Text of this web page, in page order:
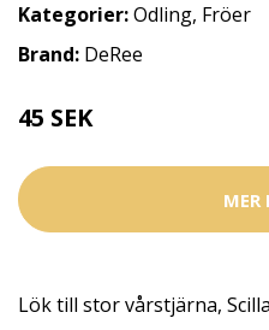
Kategorier:Odling, Fröer
Brand: DeRee
45 SEK
MER
Lök till stor vårstjärna, Scilla